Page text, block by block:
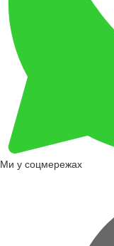
Ми у соцмережах